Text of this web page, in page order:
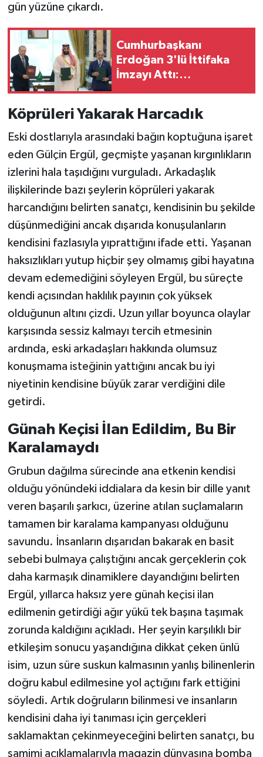
gün yüzüne çıkardı.
Cumhurbaşkanı
Erdoğan 3'lü İttifaka
İmzayı Attı:
Köprüleri Yakarak Harcadık
Eski dostlarıyla arasındaki bağın koptuğuna işaret
eden Gülçin Ergül, geçmişte yaşanan kırgınlıkların
izlerini hala taşıdığını vurguladı. Arkadaşlık
ilişkilerinde bazı şeylerin köprüleri yakarak
harcandığını belirten sanatçı, kendisinin bu şekilde
düşünmediğini ancak dışarıda konuşulanların
kendisini fazlasıyla yıprattığını ifade etti. Yaşanan
haksızlıkları yutup hiçbir şey olmamış gibi hayatına
devam edemediğini söyleyen Ergül, bu süreçte
kendi açısından haklılık payının çok yüksek
olduğunun altını çizdi. Uzun yıllar boyunca olaylar
karşısında sessiz kalmayı tercih etmesinin
ardında, eski arkadaşları hakkında olumsuz
konuşmama isteğinin yattığını ancak bu iyi
niyetinin kendisine büyük zarar verdiğini dile
getirdi.
Günah Keçisi İlan Edildim, Bu Bir
Karalamaydı
Grubun dağılma sürecinde ana etkenin kendisi
olduğu yönündeki iddialara da kesin bir dille yanıt
veren başarılı şarkıcı, üzerine atılan suçlamaların
tamamen bir karalama kampanyası olduğunu
savundu. İnsanların dışarıdan bakarak en basit
sebebi bulmaya çalıştığını ancak gerçeklerin çok
daha karmaşık dinamiklere dayandığını belirten
Ergül, yıllarca haksız yere günah keçisi ilan
edilmenin getirdiği ağır yükü tek başına taşımak
zorunda kaldığını açıkladı. Her şeyin karşılıklı bir
etkileşim sonucu yaşandığına dikkat çeken ünlü
isim, uzun süre suskun kalmasının yanlış bilinenlerin
doğru kabul edilmesine yol açtığını fark ettiğini
söyledi. Artık doğruların bilinmesi ve insanların
kendisini daha iyi tanıması için gerçekleri
saklamaktan çekinmeyeceğini belirten sanatçı, bu
samimi açıklamalarıyla magazin dünyasına bomba